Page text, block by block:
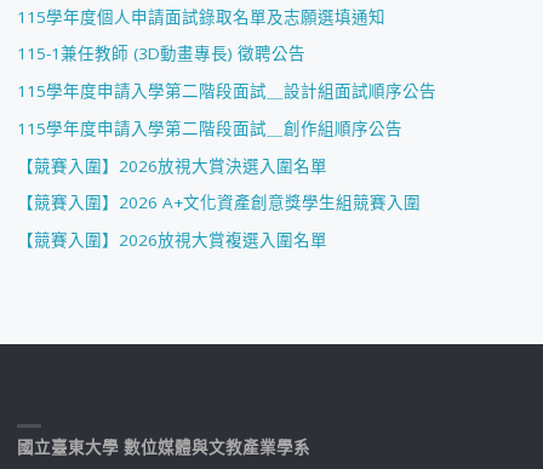
115學年度個人申請面試錄取名單及志願選填通知
115-1兼任教師 (3D動畫專長) 徵聘公告
115學年度申請入學第二階段面試＿設計組面試順序公告
115學年度申請入學第二階段面試＿創作組順序公告
【競賽入圍】2026放視大賞決選入圍名單
【競賽入圍】2026 A+文化資產創意獎學生組競賽入圍
【競賽入圍】2026放視大賞複選入圍名單
國立臺東大學 數位媒體與文教產業學系